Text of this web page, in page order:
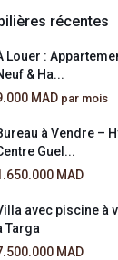
récentes
Louer :
& Ha...
MAD par mois
à Vendre –
Guel...
MAD
avec piscine à
Targa
MAD